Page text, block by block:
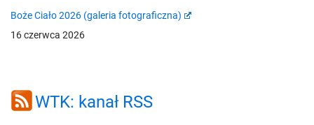
Boże Ciało 2026 (galeria fotograficzna)
16 czerwca 2026
WTK: kanał RSS